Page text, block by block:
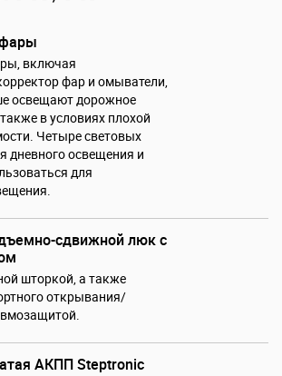
включая
фар и омыватели,
освещают дорожное
в условиях плохой
Четыре световых
дневного освещения и
для
сдвижной люк с
шторкой, а также
открывания/
АКПП Steptronic